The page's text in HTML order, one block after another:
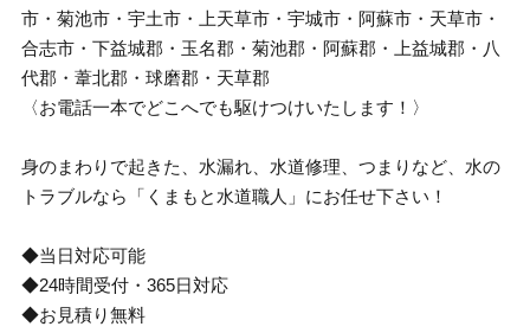
市・菊池市・宇土市・上天草市・宇城市・阿蘇市・天草市・
合志市・下益城郡・玉名郡・菊池郡・阿蘇郡・上益城郡・八
代郡・葦北郡・球磨郡・天草郡
〈お電話一本でどこへでも駆けつけいたします！〉
身のまわりで起きた、水漏れ、水道修理、つまりなど、水の
トラブルなら「くまもと水道職人」にお任せ下さい！
◆当日対応可能
◆24時間受付・365日対応
◆お見積り無料